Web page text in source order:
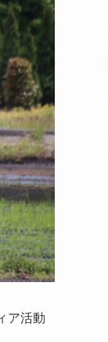
ア活動